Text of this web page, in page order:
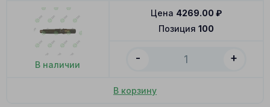
В наличии
Позиция 100
Цена 4269.00 ₽
- +
В корзину